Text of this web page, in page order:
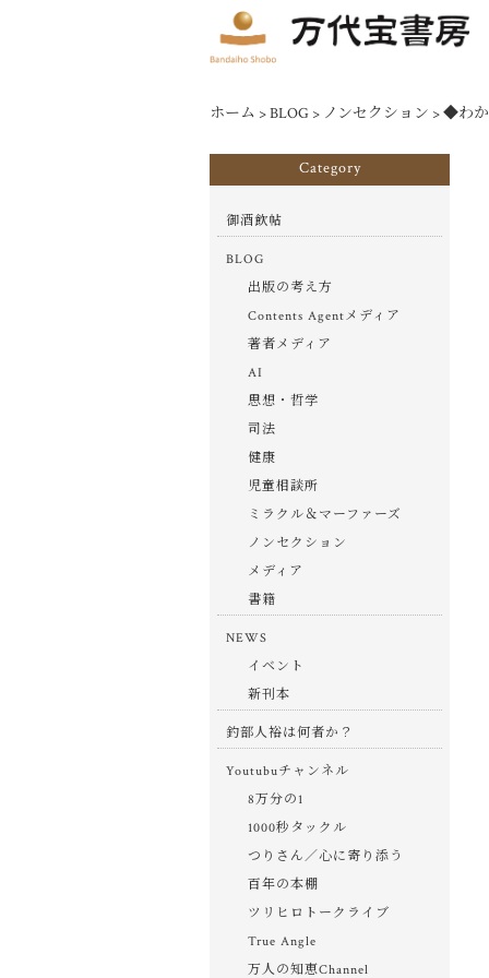
ホーム >BLOG > ノンセクション >◆わか
Category
御酒飲帖
BLOG
出版の考え方
Contents Agentメディア
著者メディア
AI
思想・哲学
司法
健康
児童相談所
ミラクル＆マーファーズ
ノンセクション
メディア
書籍
NEWS
イベント
新刊本
釣部人裕は何者か？
Youtubuチャンネル
8万分の1
1000秒タックル
つりさん／心に寄り添う
百年の本棚
ツリヒロトークライブ
True Angle
万人の知恵Channel